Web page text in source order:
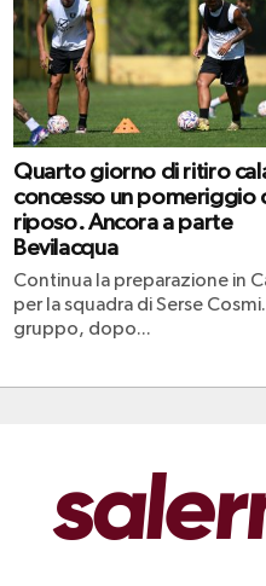
Quarto giorno di ritiro
concesso un pomeriggio
riposo. Ancora a parte
Bevilacqua
Continua la preparazione in
per la squadra di Serse
gruppo, dopo...